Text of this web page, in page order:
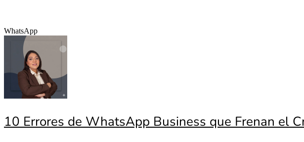
WhatsApp
10 Errores de WhatsApp Business que Frenan el